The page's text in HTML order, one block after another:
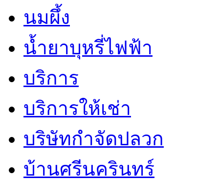
นมผึ้ง
น้ำยาบุหรี่ไฟฟ้า
บริการ
บริการให้เช่า
บริษัทกำจัดปลวก
บ้านศรีนครินทร์